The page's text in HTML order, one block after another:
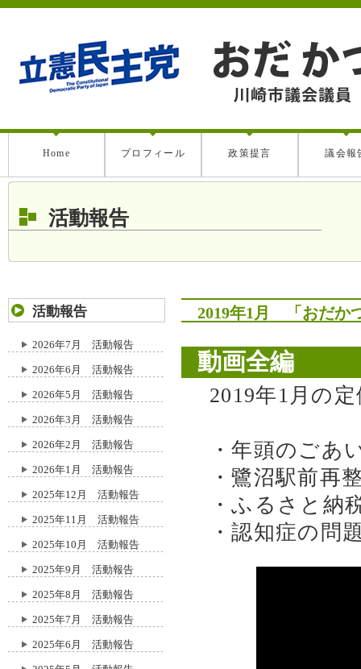
Home プロフィール 政策提言 議会報
活動報告
活動報告
2026年7月 活動報告
2026年6月 活動報告
2026年5月 活動報告
2026年3月 活動報告
2026年2月 活動報告
2026年1月 活動報告
2025年12月 活動報告
2025年11月 活動報告
2025年10月 活動報告
2025年9月 活動報告
2025年8月 活動報告
2025年7月 活動報告
2025年6月 活動報告
2019年1月 「おだか
動画全編
2019年1月の
・年頭のごあ
・鷺沼駅前再
・ふるさと納
・認知症の問